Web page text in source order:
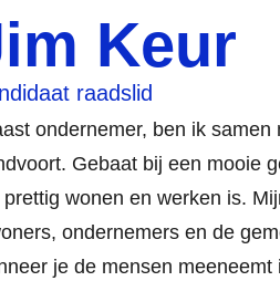
Keur
raadslid
ondernemer, ben ik
Gebaat bij een mooie
prettig wonen en werken is.
ondernemers en de
je de mensen